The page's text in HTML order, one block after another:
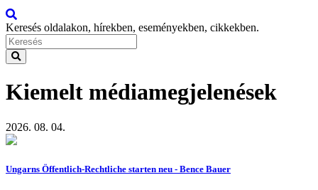
Keresés oldalakon, hírekben, eseményekben, cikkekben.
Kiemelt médiamegjelenések
2026. 08. 04.
Ungarns Öffentlich-Rechtliche starten neu - Bence Bauer